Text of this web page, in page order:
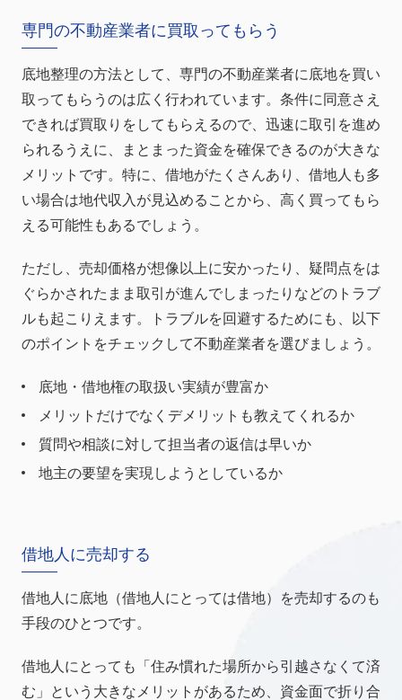
専門の不動産業者に買取ってもらう
底地整理の方法として、専門の不動産業者に底地を買い
取ってもらうのは広く行われています。条件に同意さえ
できれば買取りをしてもらえるので、迅速に取引を進め
られるうえに、まとまった資金を確保できるのが大きな
メリットです。特に、借地がたくさんあり、借地人も多
い場合は地代収入が見込めることから、高く買ってもら
える可能性もあるでしょう。
ただし、売却価格が想像以上に安かったり、疑問点をは
ぐらかされたまま取引が進んでしまったりなどのトラブ
ルも起こりえます。トラブルを回避するためにも、以下
のポイントをチェックして不動産業者を選びましょう。
底地・借地権の取扱い実績が豊富か
メリットだけでなくデメリットも教えてくれるか
質問や相談に対して担当者の返信は早いか
地主の要望を実現しようとしているか
借地人に売却する
借地人に底地（借地人にとっては借地）を売却するのも
手段のひとつです。
借地人にとっても「住み慣れた場所から引越さなくて済
む」という大きなメリットがあるため、資金面で折り合